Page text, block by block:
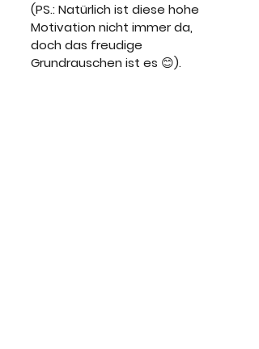
(PS.: Natürlich ist diese hohe
Motivation nicht immer da,
doch das freudige
Grundrauschen ist es 😊).